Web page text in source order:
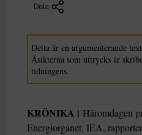
Dela
Detta är en argumenterande
Åsikterna som uttrycks är
tidningens.
KRÖNIKA | Häromdagen
Energiorganet, IEA,